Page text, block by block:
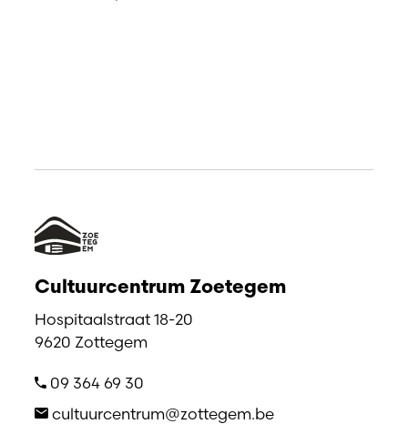
Cultuurcentrum Zoetegem
Hospitaalstraat 18-20
9620 Zottegem
09 364 69 30
cultuurcentrum@zottegem.be